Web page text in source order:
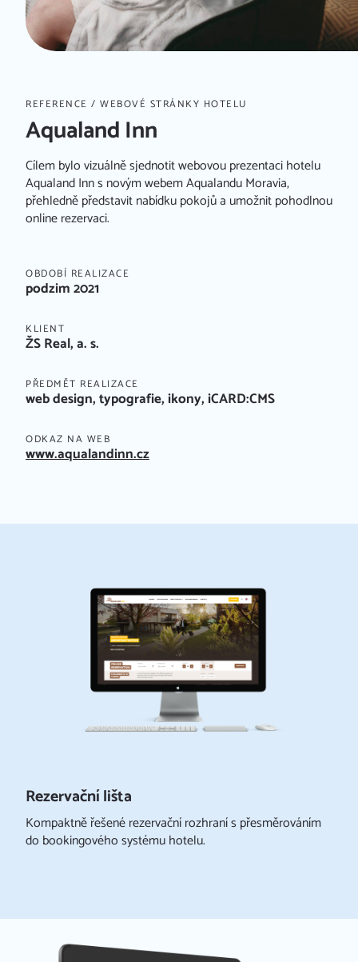
REFERENCE / WEBOVÉ STRÁNKY HOTELU
Aqualand Inn
Cílem bylo vizuálně sjednotit webovou prezentaci hotelu
Aqualand Inn s novým webem Aqualandu Moravia,
přehledně představit nabídku pokojů a umožnit pohodlnou
online rezervaci.
OBDOBÍ REALIZACE
podzim 2021
KLIENT
ŽS Real, a. s.
PŘEDMĚT REALIZACE
web design, typografie, ikony, iCARD:CMS
ODKAZ NA WEB
www.aqualandinn.cz
Rezervační lišta
Kompaktně řešené rezervační rozhraní s přesměrováním
do bookingového systému hotelu.